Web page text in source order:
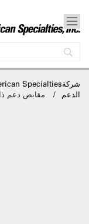
شركةAmerican Specialties
الدعم
مقابض دعم